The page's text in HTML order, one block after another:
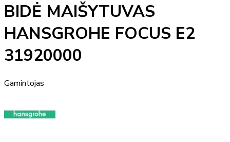
BIDĖ MAIŠYTUVAS
HANSGROHE FOCUS E2
31920000
Gamintojas